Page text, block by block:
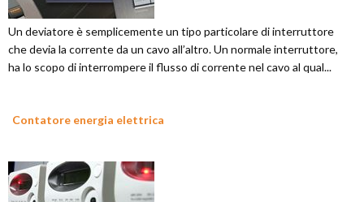
Un deviatore è semplicemente un tipo particolare di interruttore
che devia la corrente da un cavo all’altro. Un normale interruttore,
ha lo scopo di interrompere il flusso di corrente nel cavo al qual...
Contatore energia elettrica